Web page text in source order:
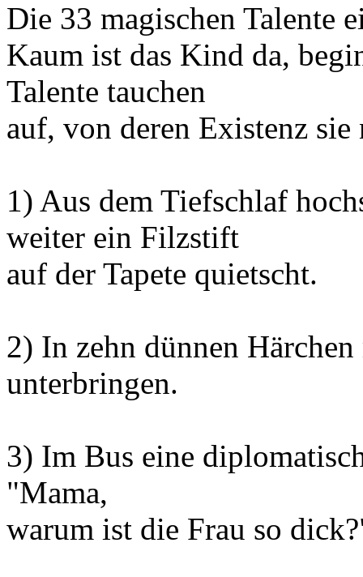
Die 33 magischen Talente
Kaum ist das Kind da,
Talente tauchen
auf, von deren Existenz sie
1) Aus dem Tiefschlaf
weiter ein Filzstift
auf der Tapete quietscht.
2) In zehn dünnen
unterbringen.
3) Im Bus eine
"Mama,
warum ist die Frau so